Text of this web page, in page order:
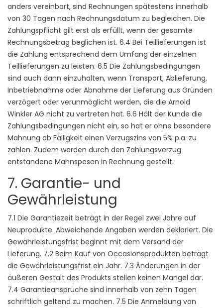
anders vereinbart, sind Rechnungen spätestens innerhalb
von 30 Tagen nach Rechnungsdatum zu begleichen. Die
Zahlungspflicht gilt erst als erfüllt, wenn der gesamte
Rechnungsbetrag beglichen ist. 6.4 Bei Teillieferungen ist
die Zahlung entsprechend dem Umfang der einzelnen
Teillieferungen zu leisten. 6.5 Die Zahlungsbedingungen
sind auch dann einzuhalten, wenn Transport, Ablieferung,
Inbetriebnahme oder Abnahme der Lieferung aus Gründen
verzögert oder verunmöglicht werden, die die Arnold
Winkler AG nicht zu vertreten hat. 6.6 Hält der Kunde die
Zahlungsbedingungen nicht ein, so hat er ohne besondere
Mahnung ab Fälligkeit einen Verzugszins von 5% p.a. zu
zahlen. Zudem werden durch den Zahlungsverzug
entstandene Mahnspesen in Rechnung gestellt.
7. Garantie- und
Gewährleistung
7.1 Die Garantiezeit beträgt in der Regel zwei Jahre auf
Neuprodukte. Abweichende Angaben werden deklariert. Die
Gewährleistungsfrist beginnt mit dem Versand der
Lieferung. 7.2 Beim Kauf von Occasionsprodukten beträgt
die Gewährleistungsfrist ein Jahr. 7.3 Änderungen in der
äußeren Gestalt des Produkts stellen keinen Mangel dar.
7.4 Garantieansprüche sind innerhalb von zehn Tagen
schriftlich geltend zu machen. 7.5 Die Anmeldung von